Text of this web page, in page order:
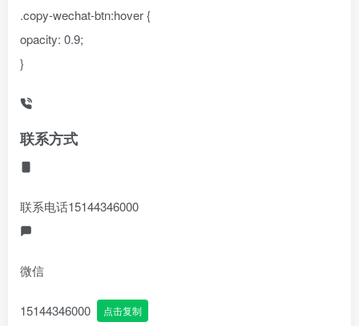
.copy-wechat-btn:hover {
opacity: 0.9;
}
联系方式
联系电话15144346000
微信
15144346000 点击复制